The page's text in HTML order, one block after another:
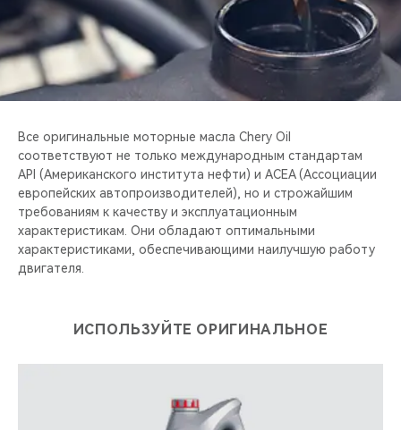
CHERY И СПОРТ
НАШИ МЕРОПРИЯТИЯ
ВИДЕООБЗОРЫ
CHERY ДЛЯ ДЕТЕЙ
Все оригинальные моторные масла Chery Oil
соответствуют не только международным стандартам
API (Американского института нефти) и ACEA (Ассоциации
европейских автопроизводителей), но и строжайшим
требованиям к качеству и эксплуатационным
характеристикам. Они обладают оптимальными
характеристиками, обеспечивающими наилучшую работу
двигателя.
ИСПОЛЬЗУЙТЕ ОРИГИНАЛЬНОЕ